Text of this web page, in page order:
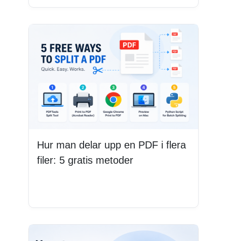
Hur man delar upp en PDF i flera
filer: 5 gratis metoder